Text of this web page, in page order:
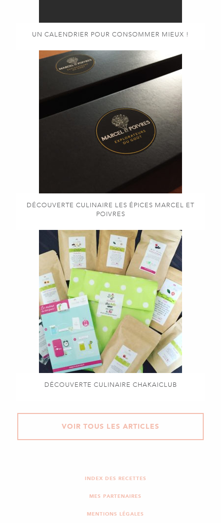
UN CALENDRIER POUR CONSOMMER MIEUX !
DÉCOUVERTE CULINAIRE LES ÉPICES MARCEL ET
POIVRES
DÉCOUVERTE CULINAIRE CHAKAICLUB
VOIR TOUS LES ARTICLES
INDEX DES RECETTES
MES PARTENAIRES
MENTIONS LÉGALES